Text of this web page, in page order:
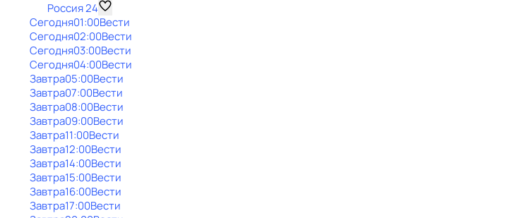
Россия 24
Сегодня01:00Вести
Сегодня02:00Вести
Сегодня03:00Вести
Сегодня04:00Вести
Завтра05:00Вести
Завтра07:00Вести
Завтра08:00Вести
Завтра09:00Вести
Завтра11:00Вести
Завтра12:00Вести
Завтра14:00Вести
Завтра15:00Вести
Завтра16:00Вести
Завтра17:00Вести